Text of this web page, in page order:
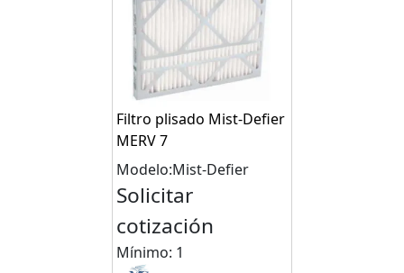
Filtro plisado Mist-Defier
MERV 7
Modelo:Mist-Defier
Solicitar
cotización
Mínimo: 1